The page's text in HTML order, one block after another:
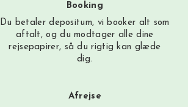
Booking
Du betaler depositum, vi booker alt som
aftalt, og du modtager alle dine
rejsepapirer, så du rigtig kan glæde
dig.
Afrejse